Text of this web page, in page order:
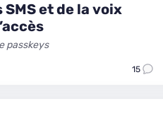
et de la voix
passkeys
15